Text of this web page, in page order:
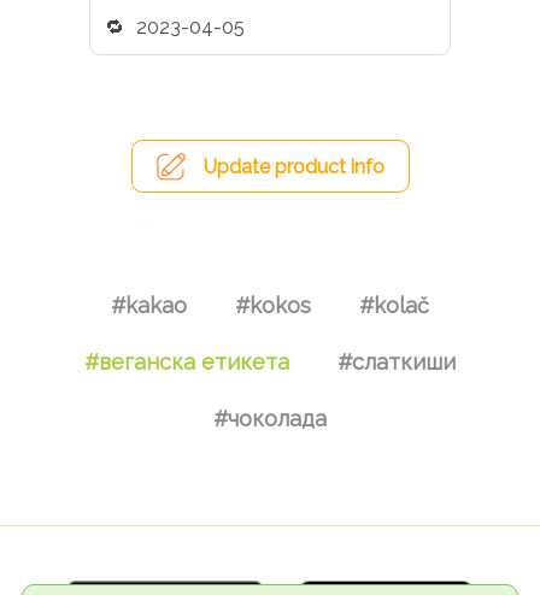
2023-04-05
Update product info
#kakao #kokos #kolač
#веганска етикета #слаткиши
#чоколада